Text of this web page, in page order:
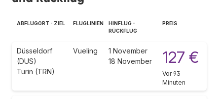
ABFLUGORT - ZIEL FLUGLINIEN
HINFLUG -
RÜCKFLUG
PREIS
Düsseldorf
(DUS)
Turin (TRN)
Vueling
1 November
18 November
127 €
Vor 93
Minuten